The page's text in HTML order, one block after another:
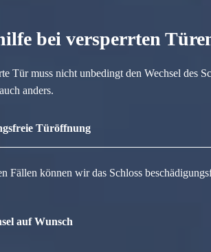
bei versperrten
Tür muss nicht unbedingt den Wechsel des
anders.
Türöffnung
Fällen können wir das Schloss
auf Wunsch